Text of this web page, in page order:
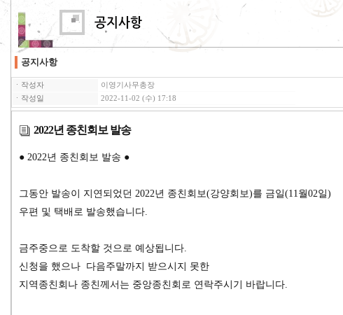
공지사항
ㆍ작성자
이영기사무총장
ㆍ작성일
2022-11-02 (수) 17:18
2022년 종친회보 발송
● 2022년 종친회보 발송 ●
그동안 발송이 지연되었던 2022년 종친회보(강양회보)를 금일(11월02일)
우편 및 택배로 발송했습니다.
금주중으로 도착할 것으로 예상됩니다.
신청을 했으나 다음주말까지 받으시지 못한
지역종친회나 종친께서는 중앙종친회로 연락주시기 바랍니다.